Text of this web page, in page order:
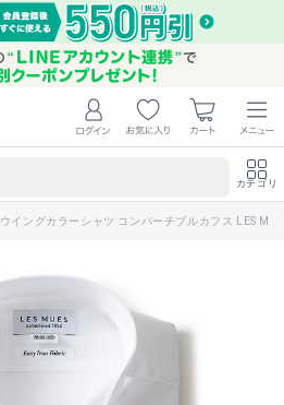
カテゴリ
ウイングカラーシャツ コンバーチブルカフス LES